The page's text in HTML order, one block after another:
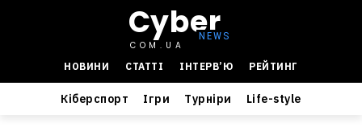
Cyber
COM.UA
НОВИНИ
СТАТТІ ІНТЕРВ’Ю РЕЙТИНГ
Кіберспорт Ігри Турніри Life-style